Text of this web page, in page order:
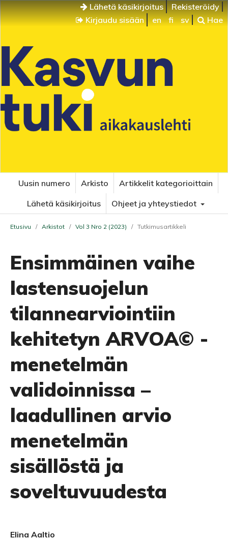
Lähetä käsikirjoitus
Rekisteröidy
Kirjaudu sisään
en fi sv Hae
Uusin numero Arkisto
Artikkelit kategorioittain
Lähetä käsikirjoitus
Ohjeet ja yhteystiedot
Etusivu / Arkistot / Vol 3 Nro 2 (2023) / Tutkimusartikkeli
Ensimmäinen vaihe
lastensuojelun
tilannearviointiin
kehitetyn ARVOA© -
menetelmän
validoinnissa –
laadullinen arvio
menetelmän
sisällöstä ja
soveltuvuudesta
Elina Aaltio